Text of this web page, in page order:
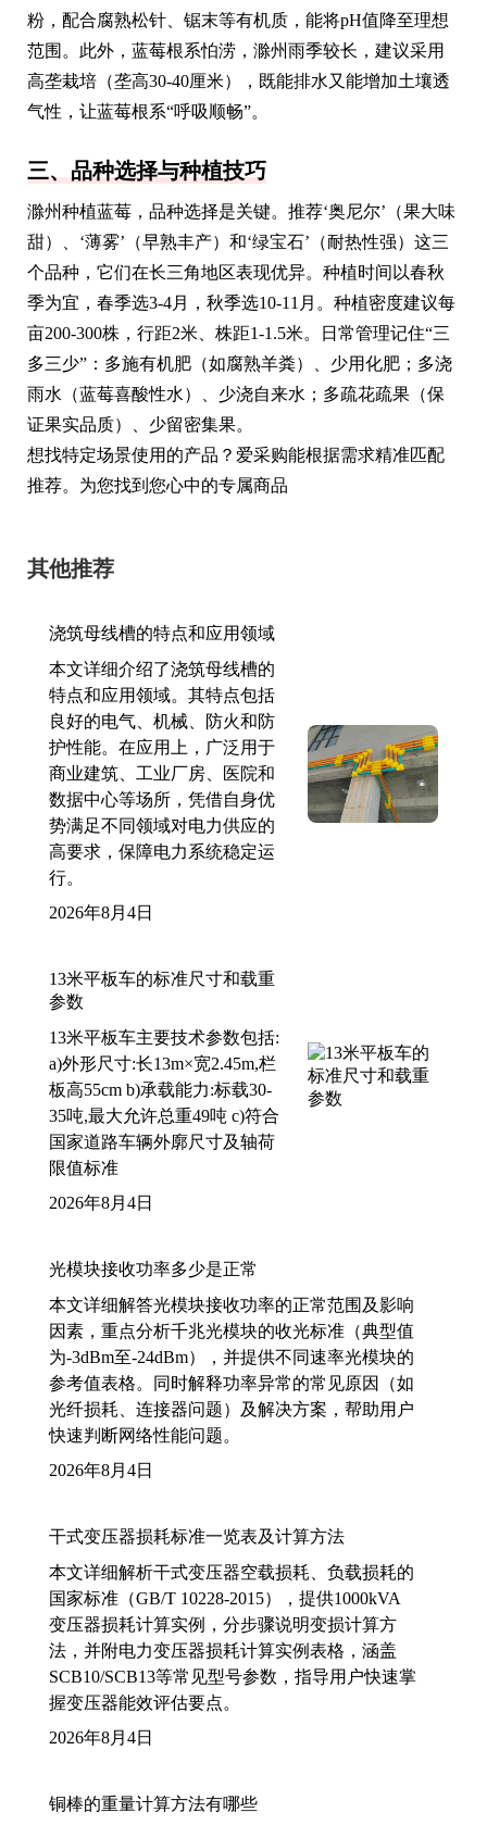
粉，配合腐熟松针、锯末等有机质，能将pH值降至理想
范围。此外，蓝莓根系怕涝，滁州雨季较长，建议采用
高垄栽培（垄高30-40厘米），既能排水又能增加土壤透
气性，让蓝莓根系“呼吸顺畅”。
三、品种选择与种植技巧
滁州种植蓝莓，品种选择是关键。推荐‘奥尼尔’（果大味
甜）、‘薄雾’（早熟丰产）和‘绿宝石’（耐热性强）这三
个品种，它们在长三角地区表现优异。种植时间以春秋
季为宜，春季选3-4月，秋季选10-11月。种植密度建议每
亩200-300株，行距2米、株距1-1.5米。日常管理记住“三
多三少”：多施有机肥（如腐熟羊粪）、少用化肥；多浇
雨水（蓝莓喜酸性水）、少浇自来水；多疏花疏果（保
证果实品质）、少留密集果。
想找特定场景使用的产品？爱采购能根据需求精准匹配
推荐。为您找到您心中的专属商品
其他推荐
浇筑母线槽的特点和应用领域
本文详细介绍了浇筑母线槽的
特点和应用领域。其特点包括
良好的电气、机械、防火和防
护性能。在应用上，广泛用于
商业建筑、工业厂房、医院和
数据中心等场所，凭借自身优
势满足不同领域对电力供应的
高要求，保障电力系统稳定运
行。
2026年8月4日
13米平板车的标准尺寸和载重
参数
13米平板车主要技术参数包括:
a)外形尺寸:长13m×宽2.45m,栏
板高55cm b)承载能力:标载30-
35吨,最大允许总重49吨 c)符合
国家道路车辆外廓尺寸及轴荷
限值标准
2026年8月4日
光模块接收功率多少是正常
本文详细解答光模块接收功率的正常范围及影响
因素，重点分析千兆光模块的收光标准（典型值
为-3dBm至-24dBm），并提供不同速率光模块的
参考值表格。同时解释功率异常的常见原因（如
光纤损耗、连接器问题）及解决方案，帮助用户
快速判断网络性能问题。
2026年8月4日
干式变压器损耗标准一览表及计算方法
本文详细解析干式变压器空载损耗、负载损耗的
国家标准（GB/T 10228-2015），提供1000kVA
变压器损耗计算实例，分步骤说明变损计算方
法，并附电力变压器损耗计算实例表格，涵盖
SCB10/SCB13等常见型号参数，指导用户快速掌
握变压器能效评估要点。
2026年8月4日
铜棒的重量计算方法有哪些